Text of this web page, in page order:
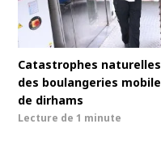
Catastrophes
des boulangeries
de dirhams
Lecture de 1 minute